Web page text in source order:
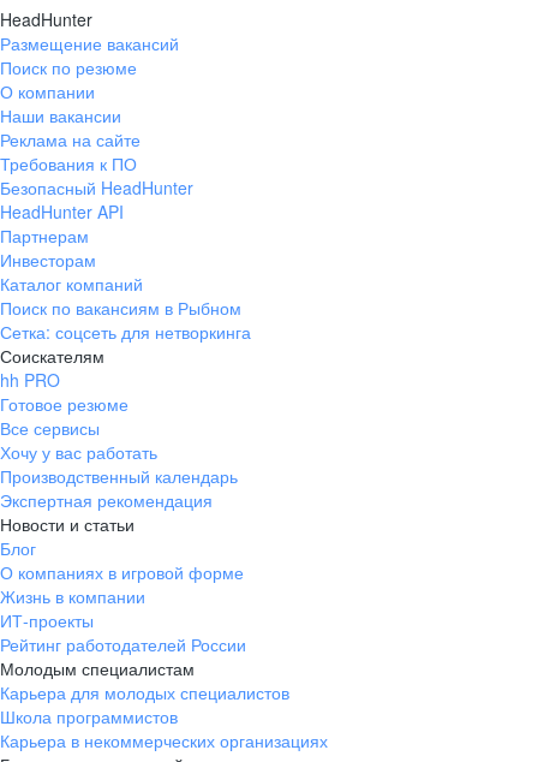
HeadHunter
Размещение вакансий
Поиск по резюме
О компании
Наши вакансии
Реклама на сайте
Требования к ПО
Безопасный HeadHunter
HeadHunter API
Партнерам
Инвесторам
Каталог компаний
Поиск по вакансиям в Рыбном
Сетка: соцсеть для нетворкинга
Соискателям
hh PRO
Готовое резюме
Все сервисы
Хочу у вас работать
Производственный календарь
Экспертная рекомендация
Новости и статьи
Блог
О компаниях в игровой форме
Жизнь в компании
ИТ-проекты
Рейтинг работодателей России
Молодым специалистам
Карьера для молодых специалистов
Школа программистов
Карьера в некоммерческих организациях